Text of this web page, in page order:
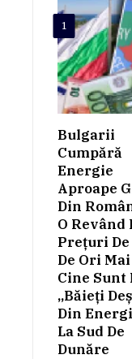
1
Bulgarii
Cumpără
Energie
Aproape
Din
O Revând
Prețuri De
De Ori
Cine Sunt
„băieți
Din
La Sud De
Dunăre